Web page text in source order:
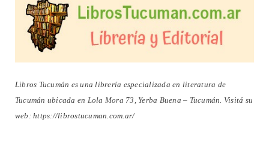
Libros Tucumán es una librería especializada en literatura de
Tucumán ubicada en Lola Mora 73, Yerba Buena – Tucumán. Visitá su
web:https://librostucuman.com.ar/